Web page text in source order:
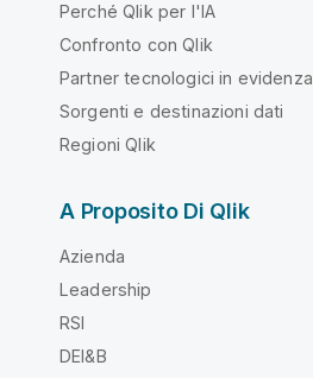
Perché Qlik per l'IA
Confronto con Qlik
Partner tecnologici in evidenza
Sorgenti e destinazioni dati
Regioni Qlik
A Proposito Di Qlik
Azienda
Leadership
RSI
DEI&B